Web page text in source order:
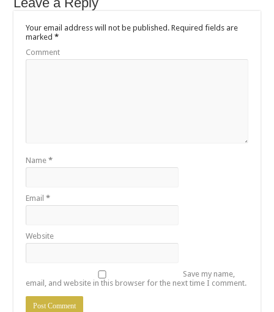
Your email address will not be published. Required fields are
marked*
Comment
Name*
Email*
Website
Save my name,
email, and website in this browser for the next time I comment.